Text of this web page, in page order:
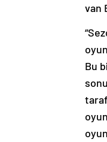
van
Bu